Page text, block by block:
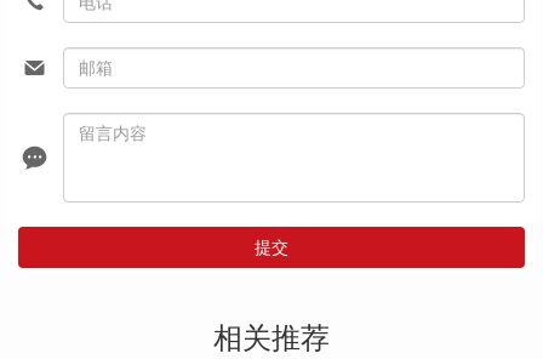
提交
相关推荐